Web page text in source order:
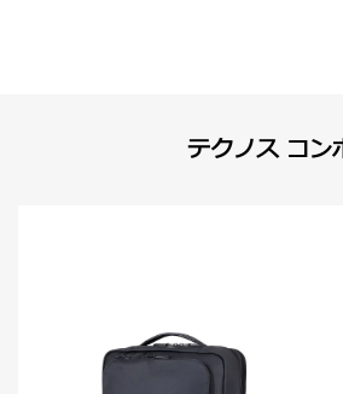
テクノス コン